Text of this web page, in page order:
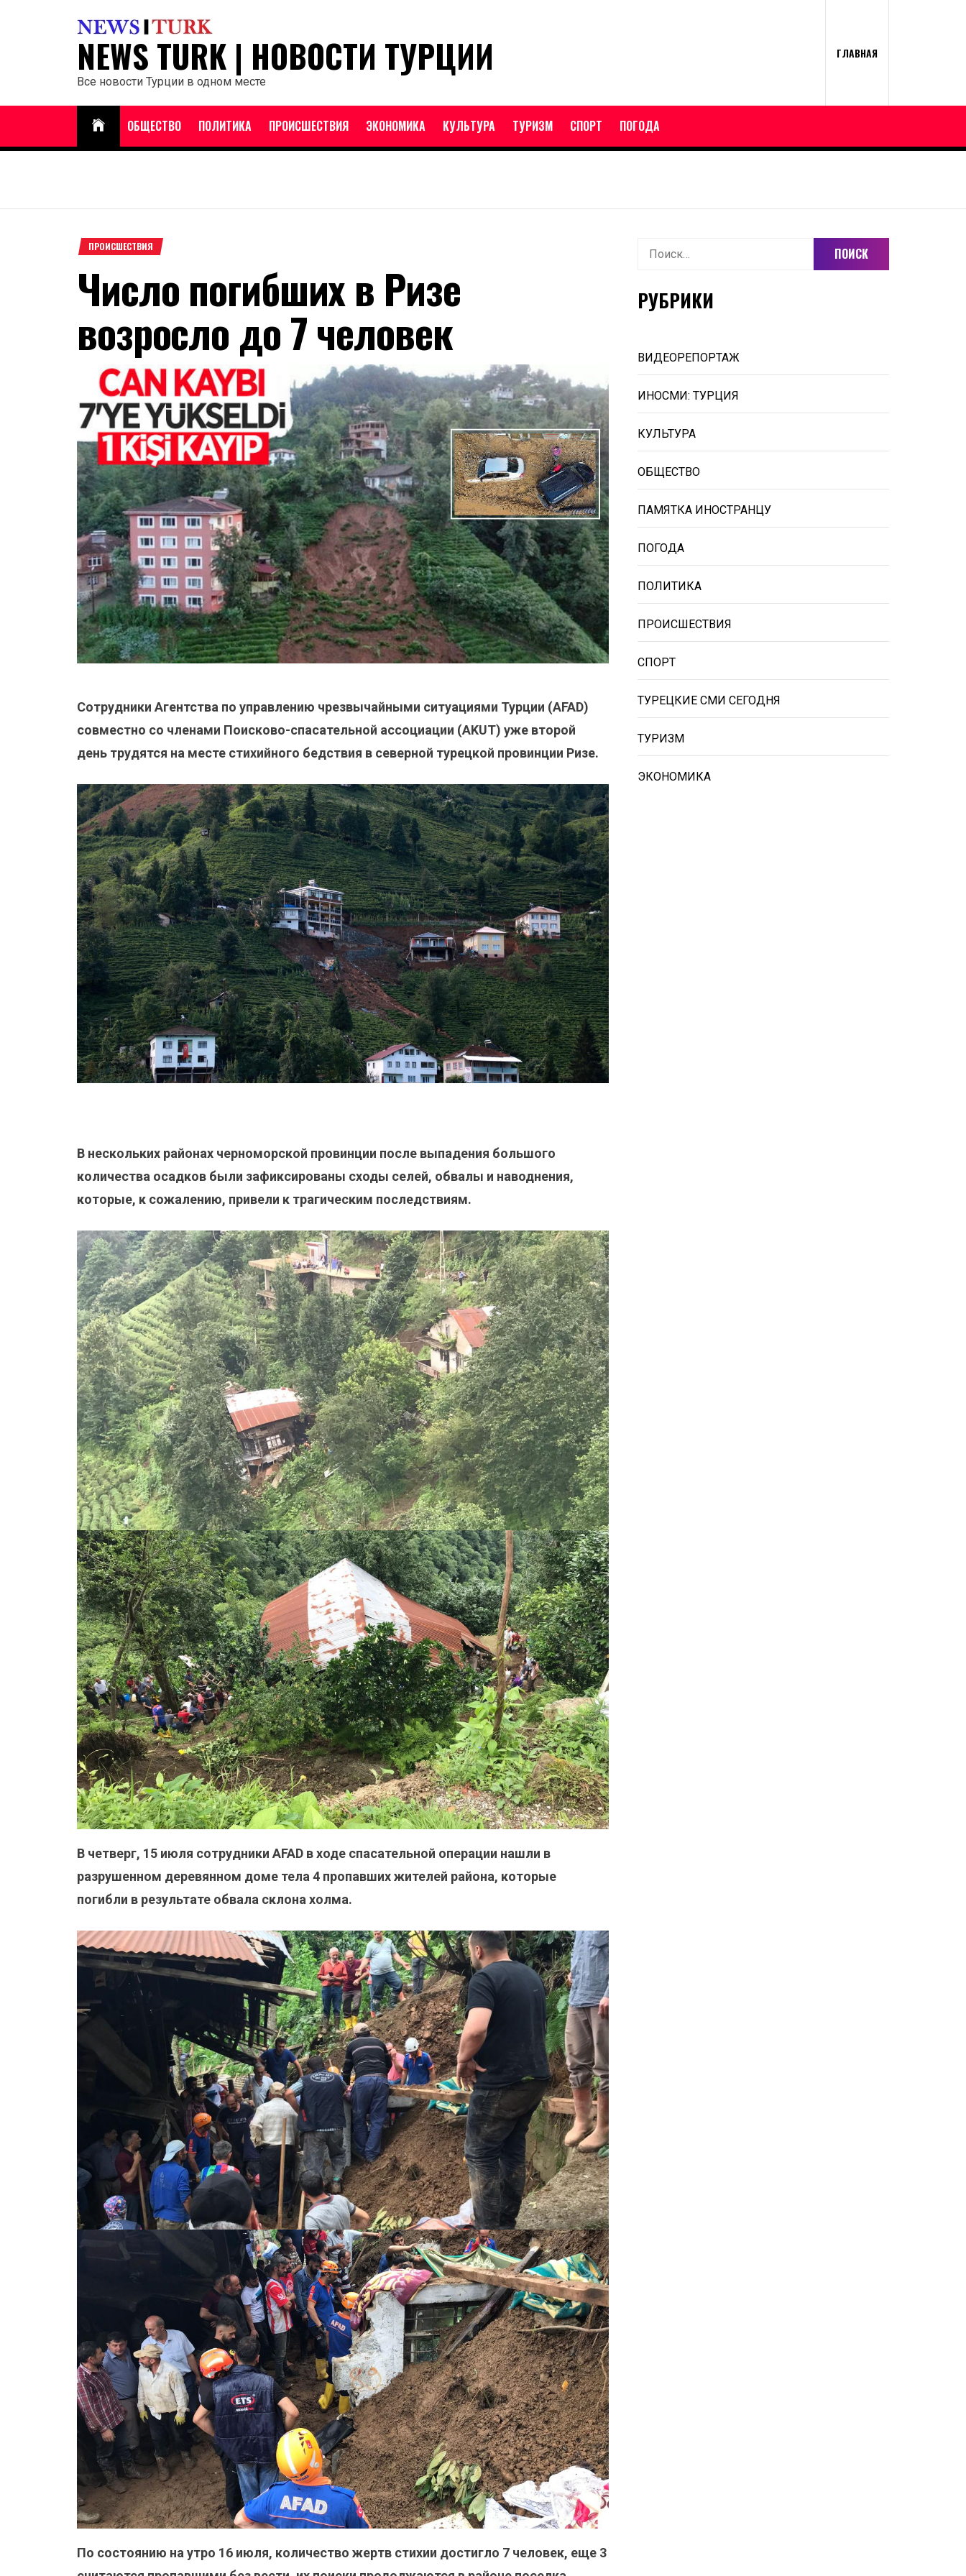
NEWS TURK | НОВОСТИ ТУРЦИИ
Все новости Турции в одном месте
ГЛАВНАЯ
ОБЩЕСТВО ПОЛИТИКА ПРОИСШЕСТВИЯ ЭКОНОМИКА КУЛЬТУРА ТУРИЗМ СПОРТ ПОГОДА
ПРОИСШЕСТВИЯ
Число погибших в Ризе
возросло до 7 человек
Сотрудники Агентства по управлению чрезвычайными ситуациями Турции (AFAD)
совместно со членами Поисково-спасательной ассоциации (AKUT) уже второй
день трудятся на месте стихийного бедствия в северной турецкой провинции Ризе.
В нескольких районах черноморской провинции после выпадения большого
количества осадков были зафиксированы сходы селей, обвалы и наводнения,
которые, к сожалению, привели к трагическим последствиям.
В четверг, 15 июля сотрудники AFAD в ходе спасательной операции нашли в
разрушенном деревянном доме тела 4 пропавших жителей района, которые
погибли в результате обвала склона холма.
По состоянию на утро 16 июля, количество жертв стихии достигло 7 человек, еще 3
Найти:
РУБРИКИ
ВИДЕОРЕПОРТАЖ
ИНОСМИ: ТУРЦИЯ
КУЛЬТУРА
ОБЩЕСТВО
ПАМЯТКА ИНОСТРАНЦУ
ПОГОДА
ПОЛИТИКА
ПРОИСШЕСТВИЯ
СПОРТ
ТУРЕЦКИЕ СМИ СЕГОДНЯ
ТУРИЗМ
ЭКОНОМИКА